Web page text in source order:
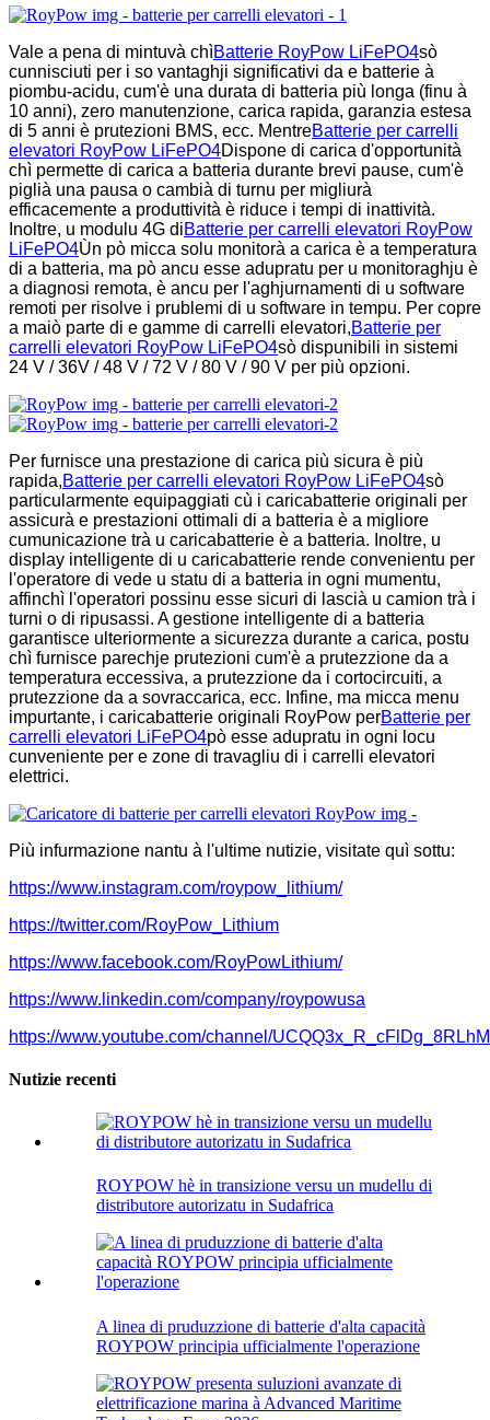
Vale a pena di mintuvà chìBatterie RoyPow LiFePO4sò
cunnisciuti per i so vantaghji significativi da e batterie à
piombu-acidu, cum'è una durata di batteria più longa (finu à
10 anni), zero manutenzione, carica rapida, garanzia estesa
di 5 anni è prutezioni BMS, ecc. MentreBatterie per carrelli
elevatori RoyPow LiFePO4Dispone di carica d'opportunità
chì permette di carica a batteria durante brevi pause, cum'è
piglià una pausa o cambià di turnu per migliurà
efficacemente a produttività è riduce i tempi di inattività.
Inoltre, u modulu 4G diBatterie per carrelli elevatori RoyPow
LiFePO4Ùn pò micca solu monitorà a carica è a temperatura
di a batteria, ma pò ancu esse adupratu per u monitoraghju è
a diagnosi remota, è ancu per l'aghjurnamenti di u software
remoti per risolve i prublemi di u software in tempu. Per copre
a maiò parte di e gamme di carrelli elevatori,Batterie per
carrelli elevatori RoyPow LiFePO4sò dispunibili in sistemi
24 V / 36V / 48 V / 72 V / 80 V / 90 V per più opzioni.
Per furnisce una prestazione di carica più sicura è più
rapida,Batterie per carrelli elevatori RoyPow LiFePO4sò
particularmente equipaggiati cù i caricabatterie originali per
assicurà e prestazioni ottimali di a batteria è a migliore
cumunicazione trà u caricabatterie è a batteria. Inoltre, u
display intelligente di u caricabatterie rende convenientu per
l'operatore di vede u statu di a batteria in ogni mumentu,
affinchì l'operatori possinu esse sicuri di lascià u camion trà i
turni o di ripusassi. A gestione intelligente di a batteria
garantisce ulteriormente a sicurezza durante a carica, postu
chì furnisce parechje prutezioni cum'è a prutezzione da a
temperatura eccessiva, a prutezzione da i cortocircuiti, a
prutezzione da a sovraccarica, ecc. Infine, ma micca menu
impurtante, i caricabatterie originali RoyPow perBatterie per
carrelli elevatori LiFePO4pò esse adupratu in ogni locu
cunveniente per e zone di travagliu di i carrelli elevatori
elettrici.
Più infurmazione nantu à l'ultime nutizie, visitate quì sottu:
https://www.instagram.com/roypow_lithium/
https://twitter.com/RoyPow_Lithium
https://www.facebook.com/RoyPowLithium/
https://www.linkedin.com/company/roypowusa
https://www.youtube.com/channel/
Nutizie recenti
ROYPOW hè in transizione versu un mudellu di
distributore autorizatu in Sudafrica
A linea di pruduzzione di batterie d'alta capacità
ROYPOW principia ufficialmente l'operazione